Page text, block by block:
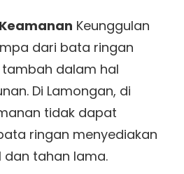
Keunggulan
dari bata ringan
dalam hal
Di Lamongan, di
tidak dapat
ringan menyediakan
dan tahan lama.